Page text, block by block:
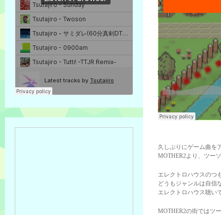
久しぶりにゲーム曲を
MOTHER2より、ツー
エレクトロハウスのつ
どうもジャンルは自信
エレクトロハウス聴い
MOTHER2の街ではツ